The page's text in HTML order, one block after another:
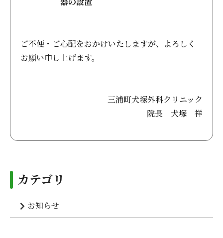
ご不便・ご心配をおかけいたしますが、よろしく
お願い申し上げます。
三浦町犬塚外科クリニック
院長 犬塚 祥
カテゴリ
お知らせ